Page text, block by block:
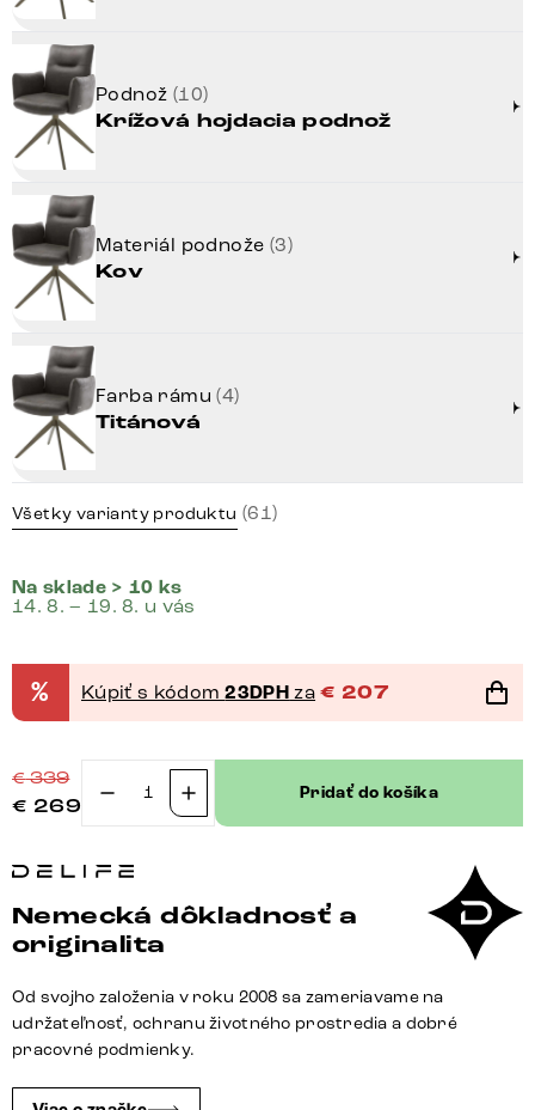
Podnož (10)
Krížová hojdacia podnož
Materiál podnože (3)
Kov
Farba rámu(4)
Titánová
Všetky varianty produktu (61)
Na sklade > 10 ks
14. 8. – 19. 8. u vás
% Kúpiť s kódom23DPH za € 207
€339
€ 269
množstvo
jedálenská
Jova-
Flex
opierkami
mikrovlákno
Pridať do košíka
Nemecká dôkladnosť a
originalita
Od svojho založenia v roku 2008 sa zameriavame na
udržateľnosť, ochranu životného prostredia a dobré
pracovné podmienky.